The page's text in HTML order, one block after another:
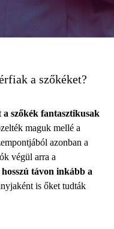
a szőkéket?
a szőkék fantasztikusak
maguk mellé a
azonban a
végül arra a
távon inkább a
is őket tudták